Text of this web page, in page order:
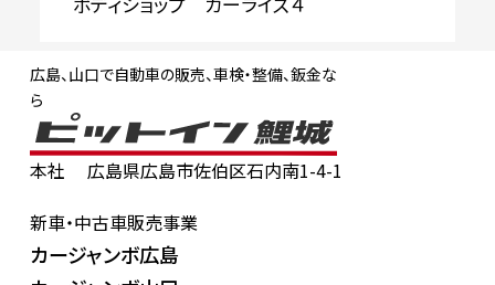
広島、山口で自動車の販売、車検・整備、鈑金な
ら
本社
広島県広島市佐伯区石内南1-4-1
新車・中古車販売事業
カージャンボ広島